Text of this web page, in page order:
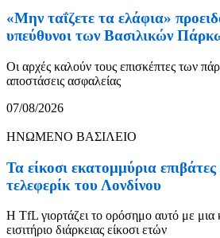
«Μην ταΐζετε τα ελάφια»
υπεύθυνοι των Βασιλικών
Οι αρχές καλούν τους επισκέπτες των
αποστάσεις ασφαλείας
07/08/2026
ΗΝΩΜΕΝΟ ΒΑΣΙΛΕΙΟ
Τα είκοσι εκατομμύρια
τελεφερίκ του Λονδίνου
Η TfL γιορτάζει το ορόσημο αυτό με
εισιτήριο διάρκειας είκοσι ετών